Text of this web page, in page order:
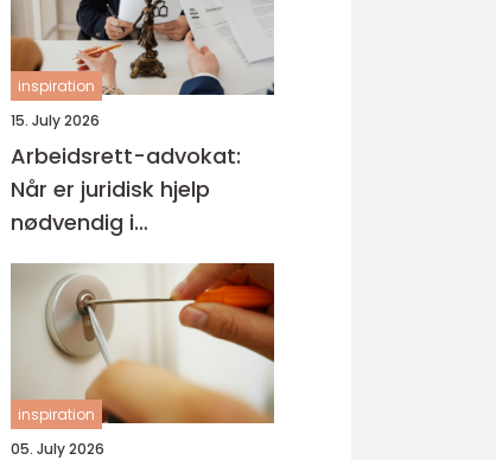
inspiration
15. July 2026
Arbeidsrett-advokat:
Når er juridisk hjelp
nødvendig i
arbeidslivet?
inspiration
05. July 2026